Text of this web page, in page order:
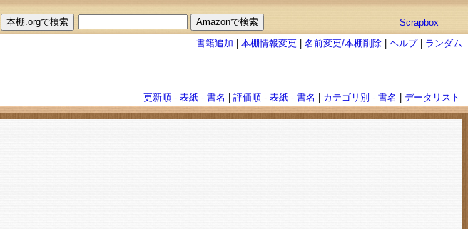
Scrapbox
書籍追加 |本棚情報変更 |名前変更/本棚削除 |ヘルプ| ランダム
更新順 -表紙 -書名 |評価順 -表紙 -書名 カテゴリ別 -書名 |データリスト